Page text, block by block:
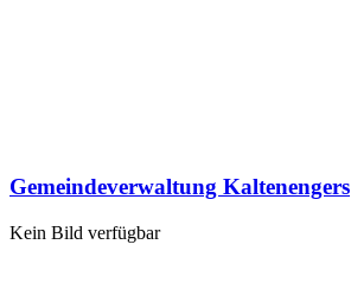
Gemeindeverwaltung Kaltenengers
Kein Bild verfügbar